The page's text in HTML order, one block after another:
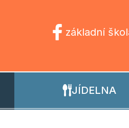
základní
JÍDELNA